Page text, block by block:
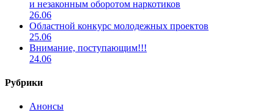
и незаконным оборотом наркотиков
26.06
Областной конкурс молодежных проектов
25.06
Внимание, поступающим!!!
24.06
Рубрики
Анонсы